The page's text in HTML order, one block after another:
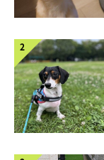
どうしてですか？
岡本先生：「犬は
ることができるか
ど、自分で確認を